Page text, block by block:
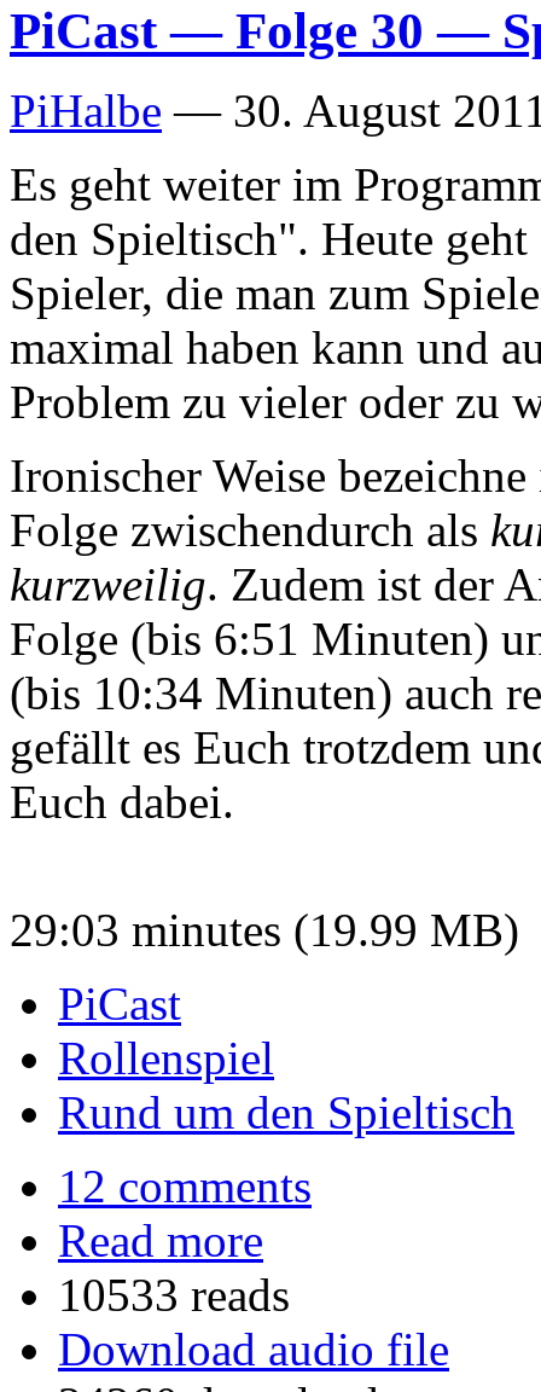
PiCast — Folge 30 —
PiHalbe — 30. August
Es geht weiter im
den Spieltisch". Heute
Spieler, die man zum
maximal haben kann und
Problem zu vieler oder zu
Ironischer Weise
Folge zwischendurch als
kurzweilig. Zudem ist der
Folge (bis 6:51 Minuten)
(bis 10:34 Minuten) auch
gefällt es Euch trotzdem
Euch dabei.
29:03 minutes (19.99 MB)
PiCast
Rollenspiel
Rund um den Spieltisch
12 comments
Read more
10533 reads
Download audio file